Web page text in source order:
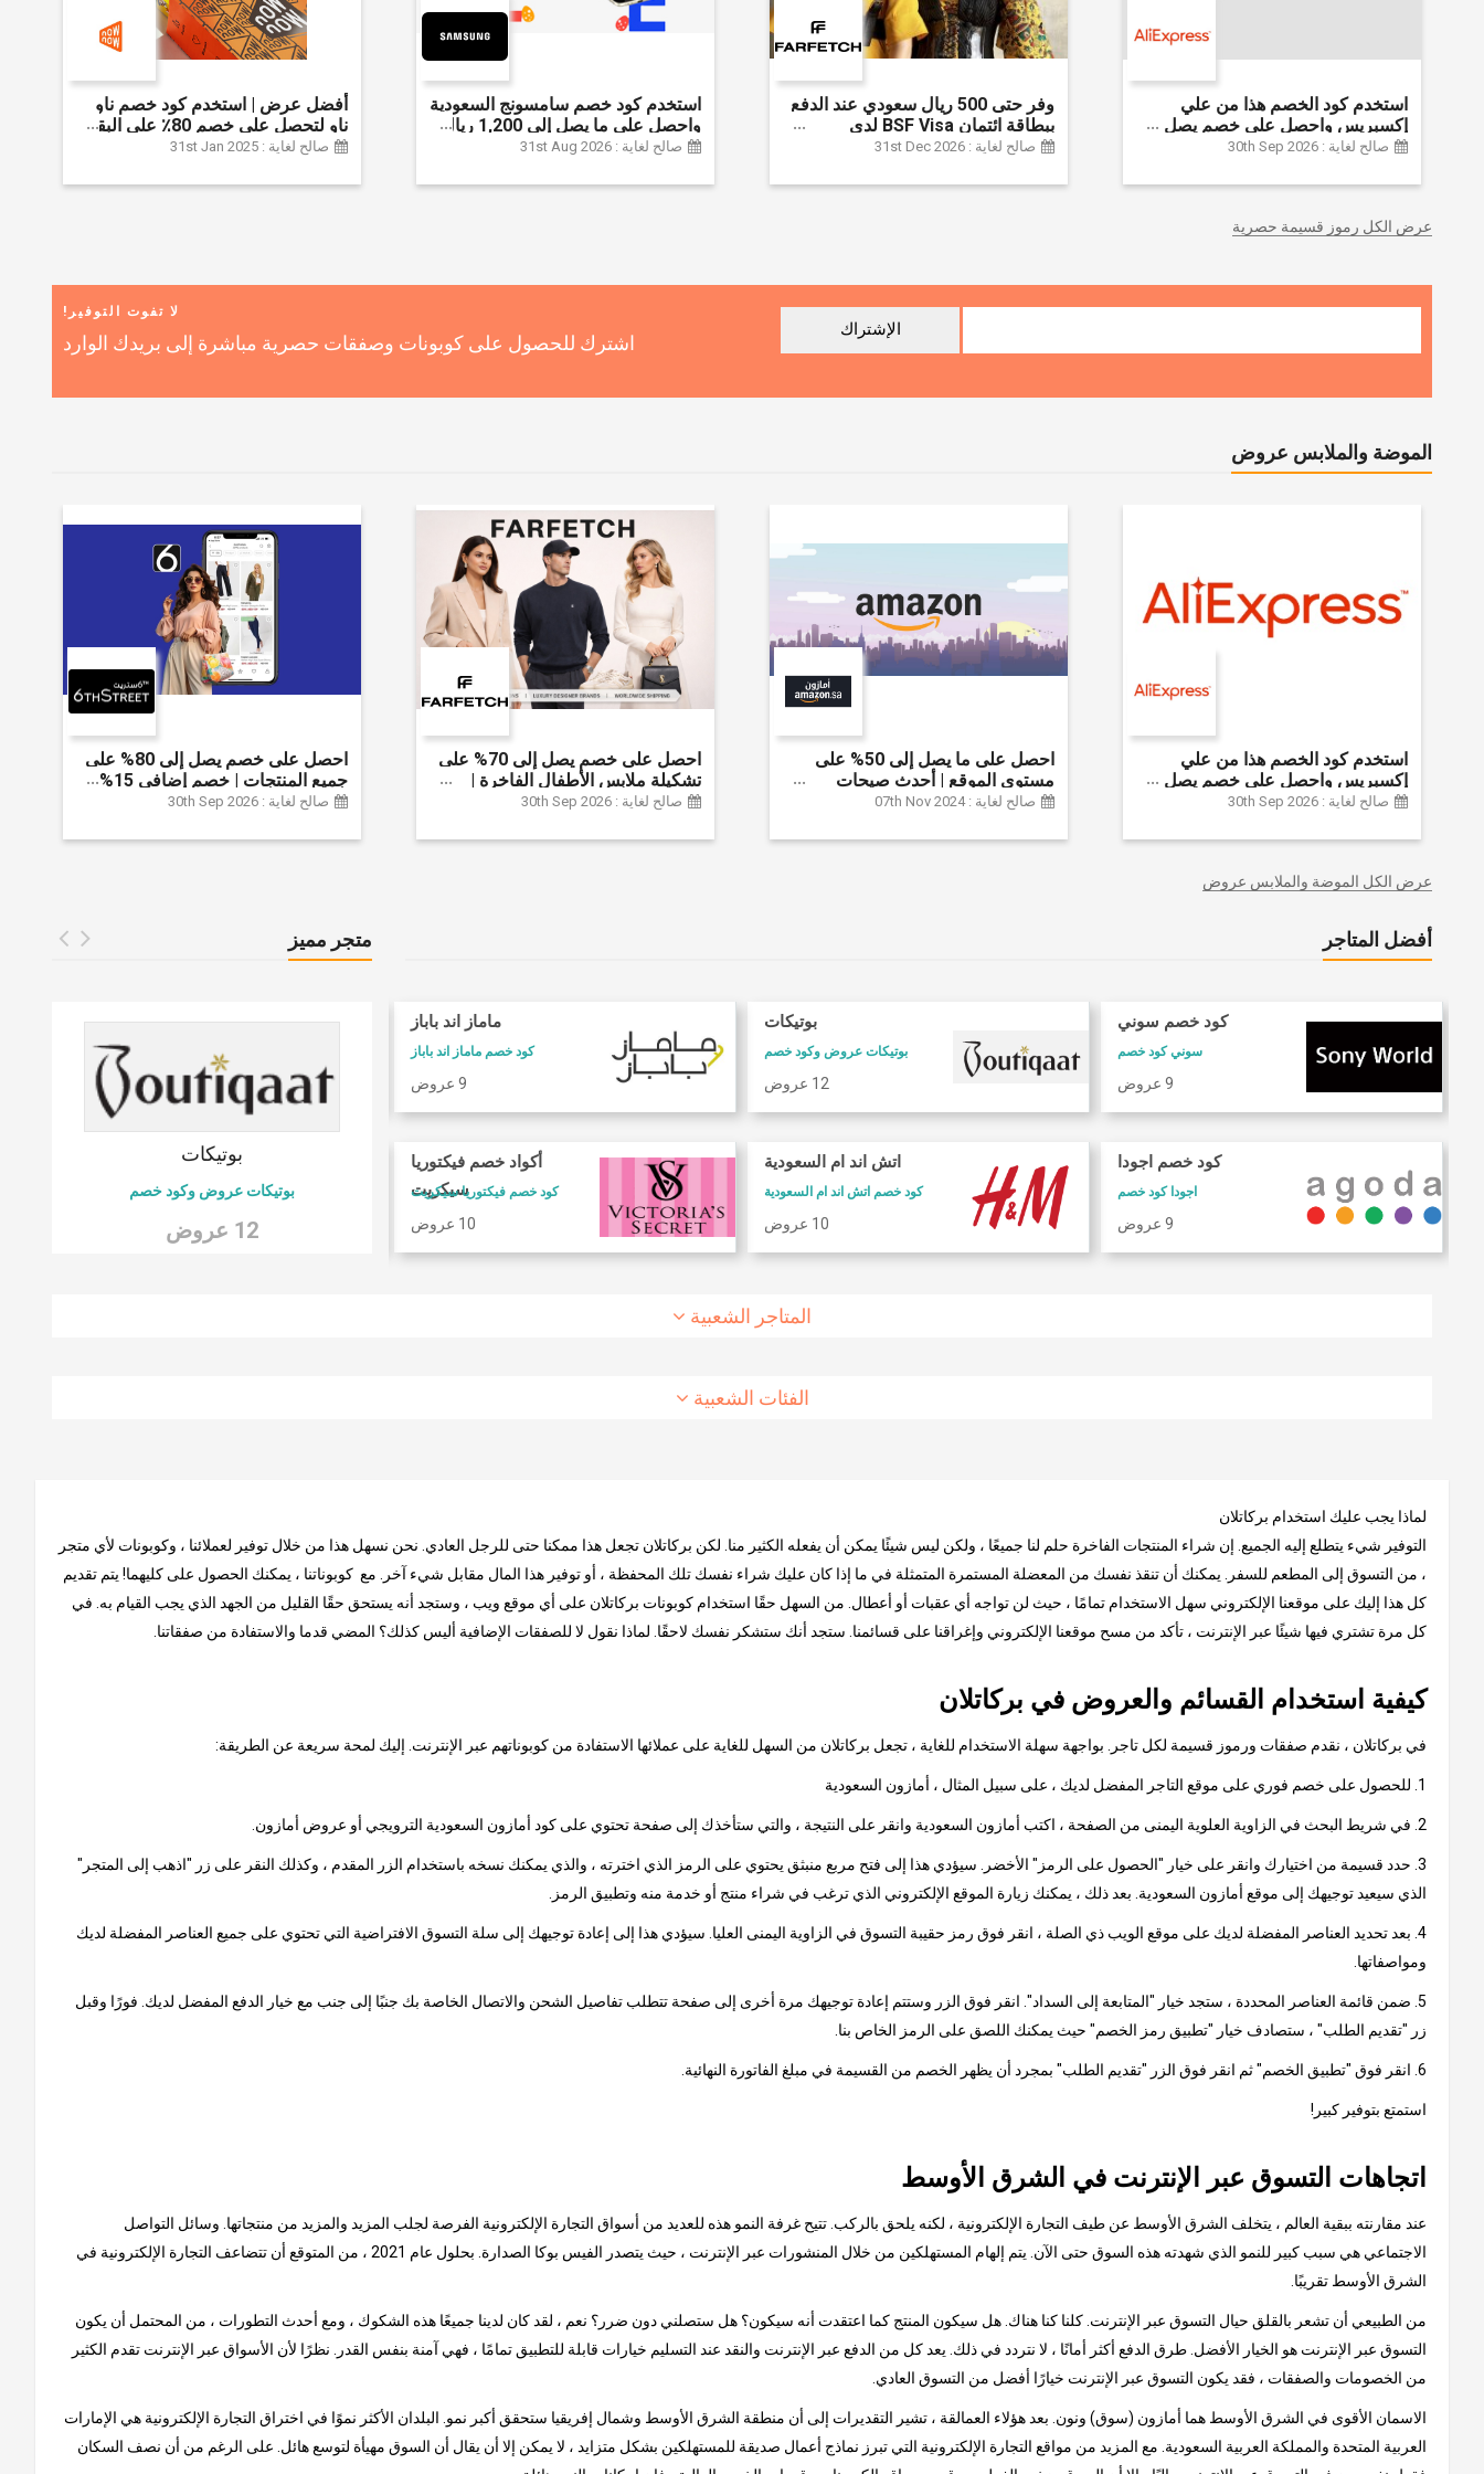
استخدم كود الخصم هذا من علي
إكسبريس واحصل على خصم يصل
إلى 60% على أجهزة الكمبيوتر
بقيمة 155 دولارًا أمريكيًا على الطلبات
| شحن مج
صالح لغاية : 30th Sep 2026
وفر حتى 500 ريال سعودي عند الدفع
ببطاقة ائتمان BSF Visa لدى
Farfetch
صالح لغاية : 31st Dec 2026
استخدم كود خصم سامسونج السعودية
واحصل على ما يصل إلى 1,200 ريال
سعودي + خصم إضافي 6% على
صالح لغاية : 31st Aug 2026
أفضل عرض | استخدم كود خصم ناو
ناو لتحصل على خصم 80٪ على البقالة
| شراء اللحوم والفواكه والأطعمة
خصم إضافي 5٪ | أفضل عرض
صالح لغاية : 31st Jan 2025
عرض الكل رموز قسيمة حصرية
لا تفوت التوفير!
اشترك للحصول على كوبونات وصفقات حصرية مباشرة إلى بريدك الوارد
الإشتراك
الموضة والملابس عروض
استخدم كود الخصم هذا من علي
إكسبريس واحصل على خصم يصل
إلى 60% على أجهزة الكمبيوتر
بقيمة 155 دولارًا أمريكيًا على الطلبات
| شحن مج
صالح لغاية : 30th Sep 2026
احصل على ما يصل إلى 50% على
مستوى الموقع | أحدث صيحات
الموضة والإكسسوارات والأحذية
وغيرها الكثير | ًالشحن مجانا
صالح لغاية : 07th Nov 2024
احصل على خصم يصل إلى 70% على
تشكيلة ملابس الأطفال الفاخرة |
خصم إضافي 20% (يُطبّق الخصم
صالح لغاية : 30th Sep 2026
احصل على خصم يصل إلى 80% على
جميع المنتجات | خصم إضافي 15%
صالح لغاية : 30th Sep 2026
عرض الكل الموضة والملابس عروض
متجر مميز
كود خصم طيران الاتحاد
كود خصم طيران الاتحاد
كود خصم شارع 6
كوبون وكود خصم 6 ستريت
بوتيكات
بوتيكات عروض وكود خصم
12 عروض
أفضل المتاجر
كود خصم سوني
سوني كود خصم
9 عروض
كود خصم اجودا
اجودا كود خصم
9 عروض
بوتيكات
بوتيكات عروض وكود خصم
12 عروض
اتش اند ام السعودية
كود خصم اتش اند ام السعودية
10 عروض
ماماز اند باباز
كود خصم ماماز اند باباز
9 عروض
أكواد خصم فيكتوريا
سيكريت
كود خصم فيكتوريا سيكريت
10 عروض
كوبونات فوغا كلوزيت
كود خصم فوغا كلوسيت
كود خصم امريكان ايجل
المتاجر الشعبية
الفئات الشعبية
لماذا يجب عليك استخدام بركاتلان
التوفير شيء يتطلع إليه الجميع. إن شراء المنتجات الفاخرة حلم لنا جميعًا ، ولكن ليس شيئًا يمكن أن يفعله الكثير منا. لكن بركاتلان تجعل هذا ممكنا حتى للرجل العادي. نحن نسهل هذا من خلال توفير لعملائنا ، وكوبونات لأي متجر
، من التسوق إلى المطعم للسفر. يمكنك أن تنقذ نفسك من المعضلة المستمرة المتمثلة في ما إذا كان عليك شراء نفسك تلك المحفظة ، أو توفير هذا المال مقابل شيء آخر. مع كوبوناتنا ، يمكنك الحصول على كليهما! يتم تقديم
كل هذا إليك على موقعنا الإلكتروني سهل الاستخدام تمامًا ، حيث لن تواجه أي عقبات أو أعطال. من السهل حقًا استخدام كوبونات بركاتلان على أي موقع ويب ، وستجد أنه يستحق حقًا القليل من الجهد الذي يجب القيام به. في
كل مرة تشتري فيها شيئًا عبر الإنترنت ، تأكد من مسح موقعنا الإلكتروني وإغراقنا على قسائمنا. ستجد أنك ستشكر نفسك لاحقًا. لماذا نقول لا للصفقات الإضافية أليس كذلك؟ المضي قدما والاستفادة من صفقاتنا.
كيفية استخدام القسائم والعروض في بركاتلان
في بركاتلان ، نقدم صفقات ورموز قسيمة لكل تاجر. بواجهة سهلة الاستخدام للغاية ، تجعل بركاتلان من السهل للغاية على عملائها الاستفادة من كوبوناتهم عبر الإنترنت. إليك لمحة سريعة عن الطريقة:
1. للحصول على خصم فوري على موقع التاجر المفضل لديك ، على سبيل المثال ، أمازون السعودية
2. في شريط البحث في الزاوية العلوية اليمنى من الصفحة ، اكتب أمازون السعودية وانقر على النتيجة ، والتي ستأخذك إلى صفحة تحتوي على كود أمازون السعودية الترويجي أو عروض أمازون.
3. حدد قسيمة من اختيارك وانقر على خيار "الحصول على الرمز" الأخضر. سيؤدي هذا إلى فتح مربع منبثق يحتوي على الرمز الذي اخترته ، والذي يمكنك نسخه باستخدام الزر المقدم ، وكذلك النقر على زر "اذهب إلى المتجر"
الذي سيعيد توجيهك إلى موقع أمازون السعودية. بعد ذلك ، يمكنك زيارة الموقع الإلكتروني الذي ترغب في شراء منتج أو خدمة منه وتطبيق الرمز.
4. بعد تحديد العناصر المفضلة لديك على موقع الويب ذي الصلة ، انقر فوق رمز حقيبة التسوق في الزاوية اليمنى العليا. سيؤدي هذا إلى إعادة توجيهك إلى سلة التسوق الافتراضية التي تحتوي على جميع العناصر المفضلة لديك
ومواصفاتها.
5. ضمن قائمة العناصر المحددة ، ستجد خيار "المتابعة إلى السداد". انقر فوق الزر وستتم إعادة توجيهك مرة أخرى إلى صفحة تتطلب تفاصيل الشحن والاتصال الخاصة بك جنبًا إلى جنب مع خيار الدفع المفضل لديك. فورًا وقبل
زر "تقديم الطلب" ، ستصادف خيار "تطبيق رمز الخصم" حيث يمكنك اللصق على الرمز الخاص بنا.
6. انقر فوق "تطبيق الخصم" ثم انقر فوق الزر "تقديم الطلب" بمجرد أن يظهر الخصم من القسيمة في مبلغ الفاتورة النهائية.
استمتع بتوفير كبير!
اتجاهات التسوق عبر الإنترنت في الشرق الأوسط
عند مقارنته ببقية العالم ، يتخلف الشرق الأوسط عن طيف التجارة الإلكترونية ، لكنه يلحق بالركب. تتيح غرفة النمو هذه للعديد من أسواق التجارة الإلكترونية الفرصة لجلب المزيد والمزيد من منتجاتها. وسائل التواصل
الاجتماعي هي سبب كبير للنمو الذي شهدته هذه السوق حتى الآن. يتم إلهام المستهلكين من خلال المنشورات عبر الإنترنت ، حيث يتصدر الفيس بوكا الصدارة. بحلول عام 2021 ، من المتوقع أن تتضاعف التجارة الإلكترونية في
الشرق الأوسط تقريبًا.
من الطبيعي أن تشعر بالقلق حيال التسوق عبر الإنترنت. كلنا كنا هناك. هل سيكون المنتج كما اعتقدت أنه سيكون؟ هل ستصلني دون ضرر؟ نعم ، لقد كان لدينا جميعًا هذه الشكوك ، ومع أحدث التطورات ، من المحتمل أن يكون
التسوق عبر الإنترنت هو الخيار الأفضل. طرق الدفع أكثر أمانًا ، لا نتردد في ذلك. يعد كل من الدفع عبر الإنترنت والنقد عند التسليم خيارات قابلة للتطبيق تمامًا ، فهي آمنة بنفس القدر. نظرًا لأن الأسواق عبر الإنترنت تقدم الكثير
من الخصومات والصفقات ، فقد يكون التسوق عبر الإنترنت خيارًا أفضل من التسوق العادي.
الاسمان الأقوى في الشرق الأوسط هما أمازون (سوق) ونون. بعد هؤلاء العمالقة ، تشير التقديرات إلى أن منطقة الشرق الأوسط وشمال إفريقيا ستحقق أكبر نمو. البلدان الأكثر نموًا في اختراق التجارة الإلكترونية هي الإمارات
العربية المتحدة والمملكة العربية السعودية. مع المزيد من مواقع التجارة الإلكترونية التي تبرز نماذج أعمال صديقة للمستهلكين بشكل متزايد ، لا يمكن إلا أن يقال أن السوق مهيأة لتوسع هائل. على الرغم من أن نصف السكان